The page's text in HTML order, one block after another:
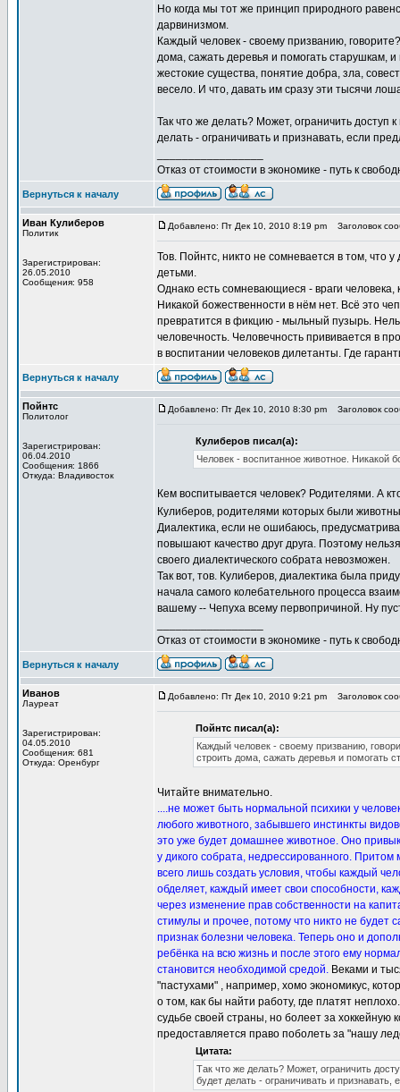
Но когда мы тот же принцип природного
дарвинизмом.
Каждый человек - своему призванию,
дома, сажать деревья и помогать старушкам,
жестокие существа, понятие добра, зла,
весело. И что, давать им сразу эти тысячи
Так что же делать? Может, ограничить доступ
делать - ограничивать и признавать, если
Отказ от стоимости в экономике - путь к
Вернуться к началу
Иван Кулиберов
Политик
Зарегистрирован:
26.05.2010
Сообщения: 958
Добавлено: Пт Дек 10, 2010 8:19 pm Заголовок
Тов. Пойнтс, никто не сомневается в том, что
детьми.
Однако есть сомневающиеся - враги
Никакой божественности в нём нет. Всё это
превратится в фикцию - мыльный пузырь.
человечность. Человечность прививается в
в воспитании человеков дилетанты. Где
Вернуться к началу
Пойнтс
Политолог
Зарегистрирован:
06.04.2010
Сообщения: 1866
Откуда: Владивосток
Добавлено: Пт Дек 10, 2010 8:30 pm Заголовок
Кулиберов писал(а):
Человек - воспитанное животное. Никакой
Кем воспитывается человек? Родителями. А
Кулиберов, родителями которых были
Диалектика, если не ошибаюсь,
повышают качество друг друга. Поэтому
своего диалектического собрата невозможен.
Так вот, тов. Кулиберов, диалектика была
начала самого колебательного процесса
вашему -- Чепуха всему первопричиной. Ну
Отказ от стоимости в экономике - путь к
Вернуться к началу
Иванов
Лауреат
Зарегистрирован:
04.05.2010
Сообщения: 681
Откуда: Оренбург
Добавлено: Пт Дек 10, 2010 9:21 pm Заголовок
Пойнтс писал(а):
Каждый человек - своему призванию,
строить дома, сажать деревья и помогать
Читайте внимательно.
....не может быть нормальной психики у
любого животного, забывшего инстинкты
это уже будет домашнее животное. Оно
у дикого собрата, недрессированного.
всего лишь создать условия, чтобы каждый
обделяет, каждый имеет свои способности,
через изменение прав собственности на
стимулы и прочее, потому что никто не будет
признак болезни человека. Теперь оно и
ребёнка на всю жизнь и после этого ему
становится необходимой средой. Веками и
"пастухами" , например, хомо экономикус,
о том, как бы найти работу, где платят
судьбе своей страны, но болеет за хоккейную
предоставляется право поболеть за "нашу
Цитата:
Так что же делать? Может, ограничить
будет делать - ограничивать и признавать,